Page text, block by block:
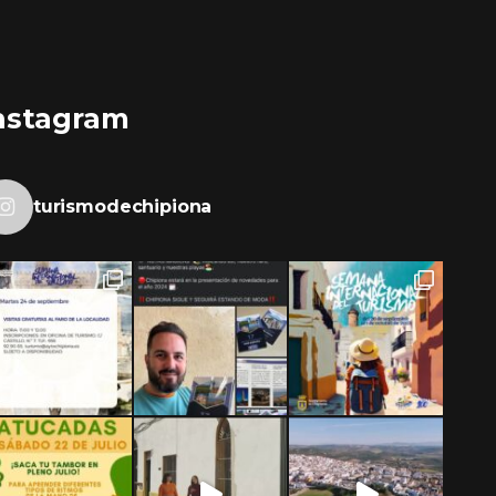
turismodechipiona